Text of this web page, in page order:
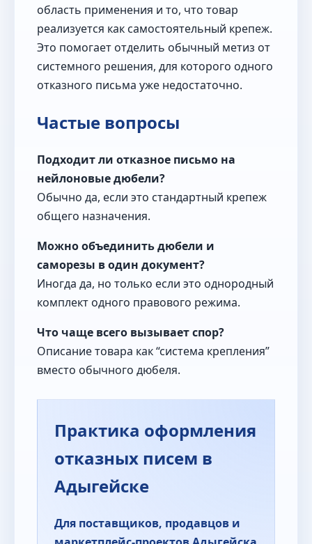
область применения и то, что товар
реализуется как самостоятельный крепеж.
Это помогает отделить обычный метиз от
системного решения, для которого одного
отказного письма уже недостаточно.
Частые вопросы
Подходит ли отказное письмо на
нейлоновые дюбели?
Обычно да, если это стандартный крепеж
общего назначения.
Можно объединить дюбели и
саморезы в один документ?
Иногда да, но только если это однородный
комплект одного правового режима.
Что чаще всего вызывает спор?
Описание товара как “система крепления”
вместо обычного дюбеля.
Практика оформления
отказных писем в
Адыгейске
Для поставщиков, продавцов и